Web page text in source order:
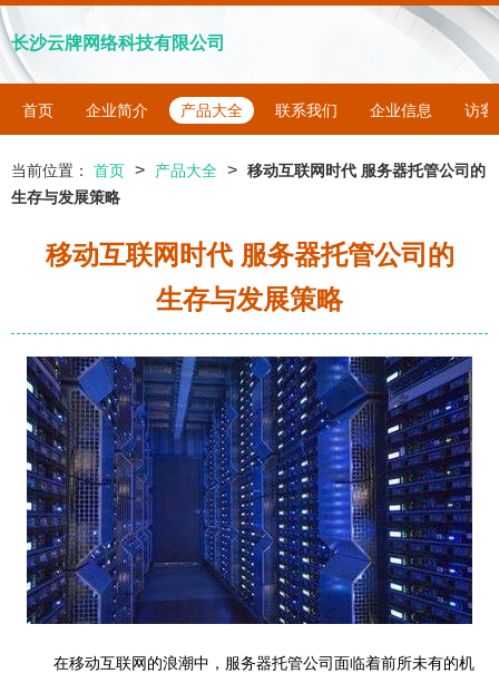
长沙云牌网络科技有限公司
首页 企业简介 产品大全 联系我们 企业信息 访客
当前位置： 首页 > 产品大全 > 移动互联网时代 服务器托管公司的
生存与发展策略
移动互联网时代 服务器托管公司的
生存与发展策略
在移动互联网的浪潮中，服务器托管公司面临着前所未有的机